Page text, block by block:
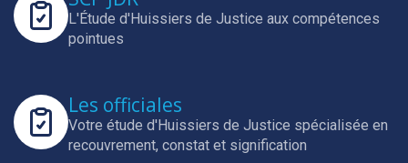
L'Étude d'Huissiers de Justice aux compétences
pointues
Les officiales
Votre étude d'Huissiers de Justice spécialisée en
recouvrement, constat et signification